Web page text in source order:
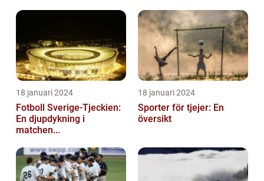
18 januari 2024
Fotboll Sverige-Tjeckien:
En djupdykning i
matchen...
18 januari 2024
Sporter för tjejer: En
översikt